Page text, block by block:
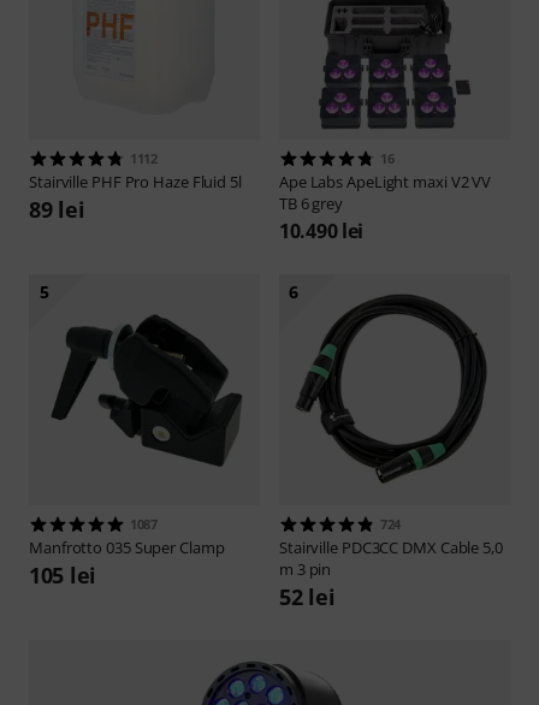
1112
Stairville PHF Pro Haze Fluid 5l
89 lei
16
Ape LabsApeLight maxi V2 VV
TB 6 grey
10.490 lei
5
1087
Manfrotto 035 Super Clamp
105 lei
6
724
Stairville PDC3CC DMX Cable 5,0
m 3 pin
52 lei